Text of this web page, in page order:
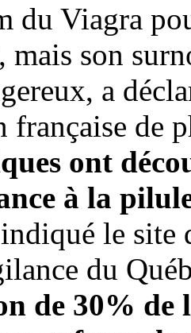
du Viagra
mais son
a
française de
ont
à la
le site
du
de 30% de